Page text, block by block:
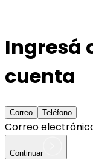
Ingresá
cuenta
Correo Teléfono
Correo
Continuar